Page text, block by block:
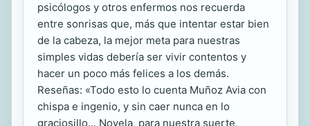
psicólogos y otros enfermos nos recuerda
entre sonrisas que, más que intentar estar bien
de la cabeza, la mejor meta para nuestras
simples vidas debería ser vivir contentos y
hacer un poco más felices a los demás.
Reseñas: «Todo esto lo cuenta Muñoz Avia con
chispa e ingenio, y sin caer nunca en lo
graciosillo... Novela, para nuestra suerte,